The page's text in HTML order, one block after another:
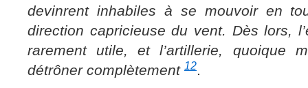
devinrent inhabiles à se mouvoir en
direction capricieuse du vent. Dès lors,
rarement utile, et l’artillerie, quoique
détrôner complètement 12.